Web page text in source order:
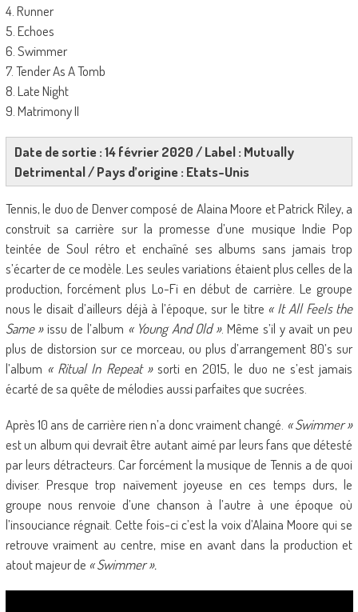
4. Runner
5. Echoes
6. Swimmer
7. Tender As A Tomb
8. Late Night
9. Matrimony II
Date de sortie : 14 février 2020 / Label : Mutually
Detrimental / Pays d’origine : Etats-Unis
Tennis, le duo de Denver composé de Alaina Moore et Patrick Riley, a
construit sa carrière sur la promesse d’une musique Indie Pop
teintée de Soul rétro et enchaîné ses albums sans jamais trop
s’écarter de ce modèle. Les seules variations étaient plus celles de la
production, forcément plus Lo-Fi en début de carrière. Le groupe
nous le disait d’ailleurs déjà à l’époque, sur le titre « It All Feels the
Same »issu de l’album « Young And Old ». Même s’il y avait un peu
plus de distorsion sur ce morceau, ou plus d’arrangement 80’s sur
l’album « Ritual In Repeat »sorti en 2015, le duo ne s’est jamais
écarté de sa quête de mélodies aussi parfaites que sucrées.
Après 10 ans de carrière rien n’a donc vraiment changé. « Swimmer »
est un album qui devrait être autant aimé par leurs fans que détesté
par leurs détracteurs. Car forcément la musique de Tennis a de quoi
diviser. Presque trop naïvement joyeuse en ces temps durs, le
groupe nous renvoie d’une chanson à l’autre à une époque où
l’insouciance régnait. Cette fois-ci c’est la voix d’Alaina Moore qui se
retrouve vraiment au centre, mise en avant dans la production et
atout majeur de « Swimmer ».